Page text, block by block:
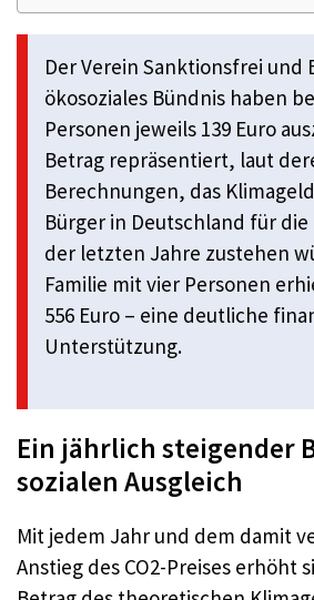
Der Verein Sanktionsfrei und
ökosoziales Bündnis haben
Personen jeweils 139 Euro
Betrag repräsentiert, laut
Berechnungen, das
Bürger in Deutschland für die
der letzten Jahre zustehen
Familie mit vier Personen
556 Euro – eine deutliche
Unterstützung.
Ein jährlich steigender
sozialen Ausgleich
Mit jedem Jahr und dem damit
Anstieg des CO2-Preises erhöht